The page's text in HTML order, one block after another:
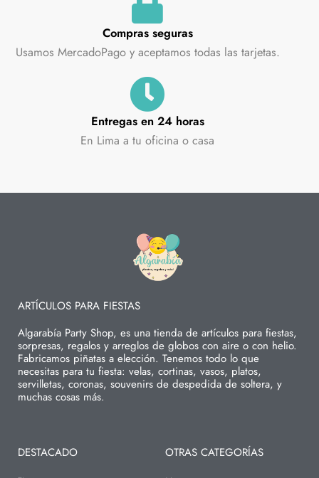
Compras seguras
Usamos MercadoPago y aceptamos todas las tarjetas.
Entregas en 24 horas
En Lima a tu oficina o casa
ARTÍCULOS PARA FIESTAS
Algarabía Party Shop, es una tienda de artículos para fiestas,
sorpresas, regalos y arreglos de globos con aire o con helio.
Fabricamos piñatas a elección. Tenemos todo lo que
necesitas para tu fiesta: velas, cortinas, vasos, platos,
servilletas, coronas, souvenirs de despedida de soltera, y
muchas cosas más.
DESTACADO OTRAS CATEGORÍAS